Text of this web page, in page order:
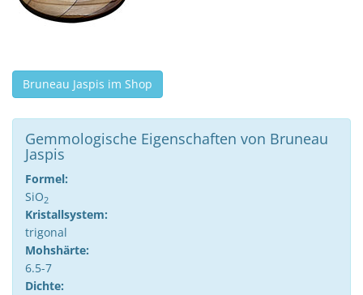
Bruneau Jaspis im Shop
Gemmologische Eigenschaften von Bruneau
Jaspis
Formel:
SiO2
Kristallsystem:
trigonal
Mohshärte:
6.5-7
Dichte: